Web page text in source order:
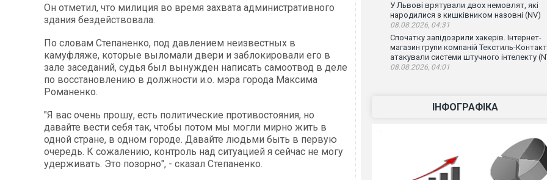
Он отметил, что милиция во время захвата административного
здания бездействовала.
По словам Степаненко, под давлением неизвестных в
камуфляже, которые выломали двери и заблокировали его в
зале заседаний, судья был вынужден написать самоотвод в деле
по восстановлению в должности и.о. мэра города Максима
Романенко.
"Я вас очень прошу, есть политические противостояния, но
давайте вести себя так, чтобы потом мы могли мирно жить в
одной стране, в одном городе. Давайте людьми быть в первую
очередь. К сожалению, контроль над ситуацией я сейчас не могу
удерживать. Это позорно", - сказал Степаненко.
У Львові врятували двох немовлят, які
народилися з кишківником назовні (NV)
08.08.2026, 04:31
Спочатку запідозрили хакерів. Інтернет-
магазин групи компаній Текстиль-Контакт
атакували системи штучного інтелекту
08.08.2026, 04:01
ІНФОГРАФІКА